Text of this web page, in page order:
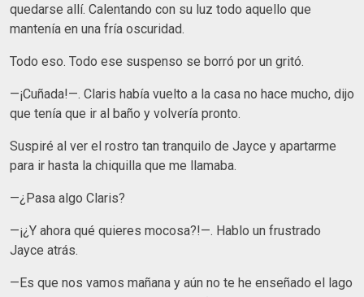
quedarse allí. Calentando con su luz todo aquello que
mantenía en una fría oscuridad.
Todo eso. Todo ese suspenso se borró por un gritó.
—¡Cuñada!—. Claris había vuelto a la casa no hace mucho, dijo
que tenía que ir al baño y volvería pronto.
Suspiré al ver el rostro tan tranquilo de Jayce y apartarme
para ir hasta la chiquilla que me llamaba.
—¿Pasa algo Claris?
—¡¿Y ahora qué quieres mocosa?!—. Hablo un frustrado
Jayce atrás.
—Es que nos vamos mañana y aún no te he enseñado el lago